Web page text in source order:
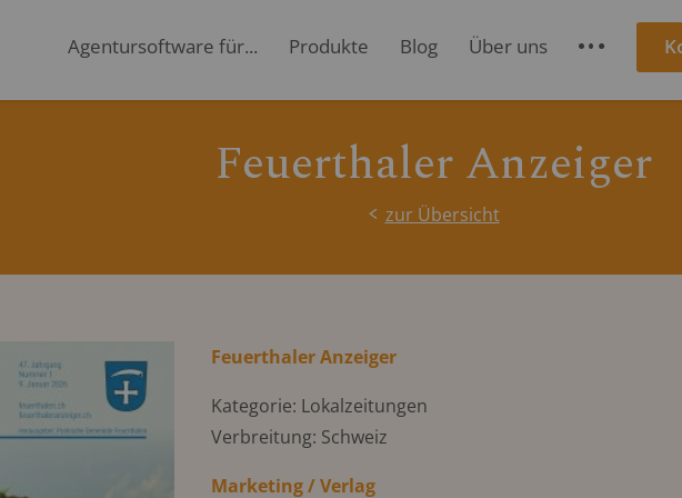
Agentursoftware für... Produkte Blog Über uns S
Feuerthaler Anzeiger
zur Übersicht
Feuerthaler Anzeiger
Kategorie: Lokalzeitungen
Verbreitung: Schweiz
Marketing / Verlag